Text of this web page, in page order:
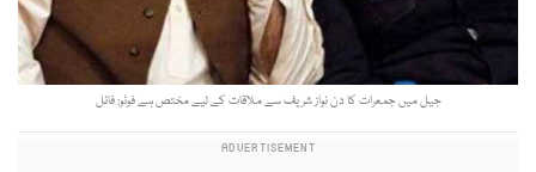
جیل میں جمعرات کا دن نواز شریف سے ملاقات کے لیے مختص ہے فوٹو: فائل